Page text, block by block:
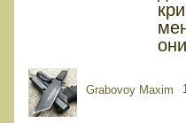
Grabovoy Maxim